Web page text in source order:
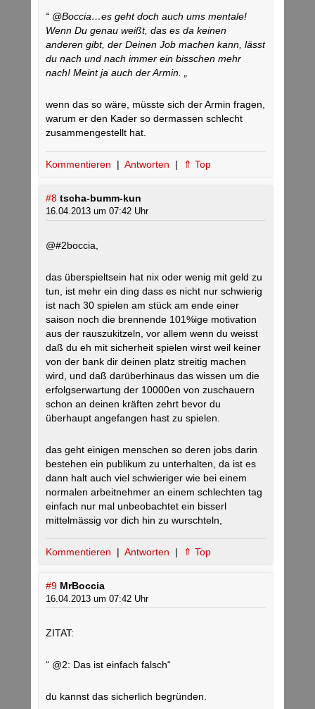
“ @Boccia…es geht doch auch ums mentale!
Wenn Du genau weißt, das es da keinen
anderen gibt, der Deinen Job machen kann, lässt
du nach und nach immer ein bisschen mehr
nach! Meint ja auch der Armin. „
wenn das so wäre, müsste sich der Armin fragen,
warum er den Kader so dermassen schlecht
zusammengestellt hat.
Kommentieren | Antworten | ⇑ Top
#8 tscha-bumm-kun
16.04.2013 um 07:42 Uhr
@#2boccia,
das überspieltsein hat nix oder wenig mit geld zu
tun, ist mehr ein ding dass es nicht nur schwierig
ist nach 30 spielen am stück am ende einer
saison noch die brennende 101%ige motivation
aus der rauszukitzeln, vor allem wenn du weisst
daß du eh mit sicherheit spielen wirst weil keiner
von der bank dir deinen platz streitig machen
wird, und daß darüberhinaus das wissen um die
erfolgserwartung der 10000en von zuschauern
schon an deinen kräften zehrt bevor du
überhaupt angefangen hast zu spielen.
das geht einigen menschen so deren jobs darin
bestehen ein publikum zu unterhalten, da ist es
dann halt auch viel schwieriger wie bei einem
normalen arbeitnehmer an einem schlechten tag
einfach nur mal unbeobachtet ein bisserl
mittelmässig vor dich hin zu wurschteln,
Kommentieren | Antworten | ⇑ Top
#9 MrBoccia
16.04.2013 um 07:42 Uhr
ZITAT:
“ @2: Das ist einfach falsch“
du kannst das sicherlich begründen.